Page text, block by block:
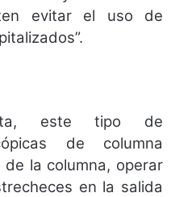
evitar el uso de
este tipo de
de columna
la columna, operar
en la salida